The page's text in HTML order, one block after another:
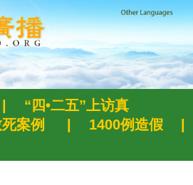
“四•二五”上访真
案例 1400例造假